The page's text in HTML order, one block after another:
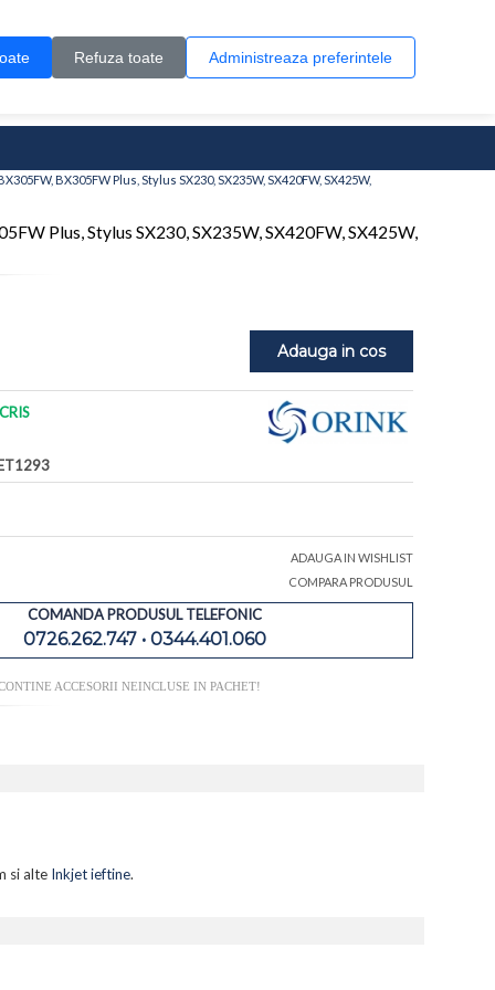
Refuza toate Administreaza preferintele
0 produs(e)
BX305FW Plus, Stylus SX230, SX235W, SX420FW, SX425W,
Plus, Stylus SX230, SX235W, SX420FW, SX425W,
Adauga in cos
ADAUGA IN WISHLIST
COMPARA PRODUSUL
COMANDA PRODUSUL TELEFONIC
0726.262.747 • 0344.401.060
ACCESORII NEINCLUSE IN PACHET!
si alte Inkjet ieftine.